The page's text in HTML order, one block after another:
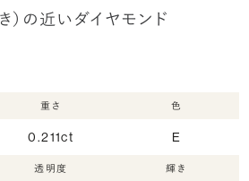
）の近いダイヤモンド
重さ
0.211ct
色
E
透明度 輝き